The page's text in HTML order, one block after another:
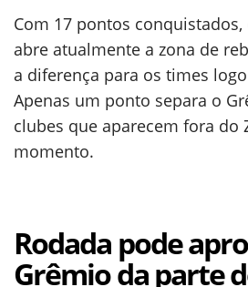
Com 17 pontos
abre atualmente a zona de
a diferença para os times
Apenas um ponto separa o
clubes que aparecem fora do
momento.
Rodada pode
Grêmio da parte